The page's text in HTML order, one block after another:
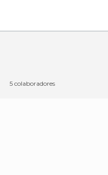
5 colaboradores